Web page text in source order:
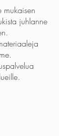
mukaisen
juhlanne